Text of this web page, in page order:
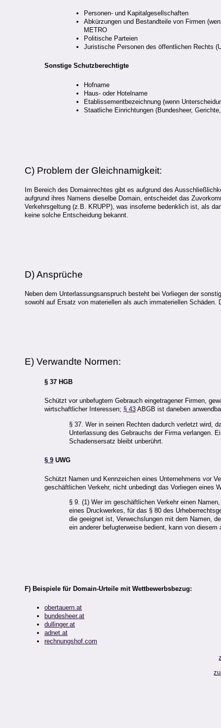
Personen- und Kapitalgesellschaften
Abkürzungen und Bestandteile von Firmen
METRO
Politische Parteien
Juristische Personen des öffentlichen Rechts
Sonstige Schutzberechtigte
Hofname
Haus- oder Hotelname
Etablissementbezeichnung (wenn
Staatliche Einrichtungen (Bundesheer,
C) Problem der Gleichnamigkeit:
Im Bereich des Domainrechtes gibt es aufgrund des
aufgrund ihres Namens dieselbe Domain, entscheidet das
Verkehrsgeltung (z.B. KRUPP), was insoferne bedenklich ist, als
keine solche Entscheidung bekannt.
D) Ansprüche
Neben dem Unterlassungsanspruch besteht bei Vorliegen der
sowohl auf Ersatz von materiellen als auch immateriellen
E) Verwandte Normen:
§ 37 HGB
Schützt vor unbefugtem Gebrauch eingetragener Firmen,
wirtschaftlicher Interessen; § 43 ABGB ist daneben
§ 37. Wer in seinen Rechten dadurch verletzt wird,
Unterlassung des Gebrauchs der Firma verlangen.
Schadensersatz bleibt unberührt.
§ 9 UWG
Schützt Namen und Kennzeichen eines Unternehmens vor
geschäftlichen Verkehr, nicht unbedingt das Vorliegen eines
§ 9. (1) Wer im geschäftlichen Verkehr einen
eines Druckwerkes, für das § 80 des
die geeignet ist, Verwechslungen mit dem Namen,
ein anderer befugterweise bedient, kann von
F) Beispiele für Domain-Urteile mit Wettbewerbsbezug:
obertauern.at
bundesheer.at
dullinger.at
adnet.at
rechnungshof.com